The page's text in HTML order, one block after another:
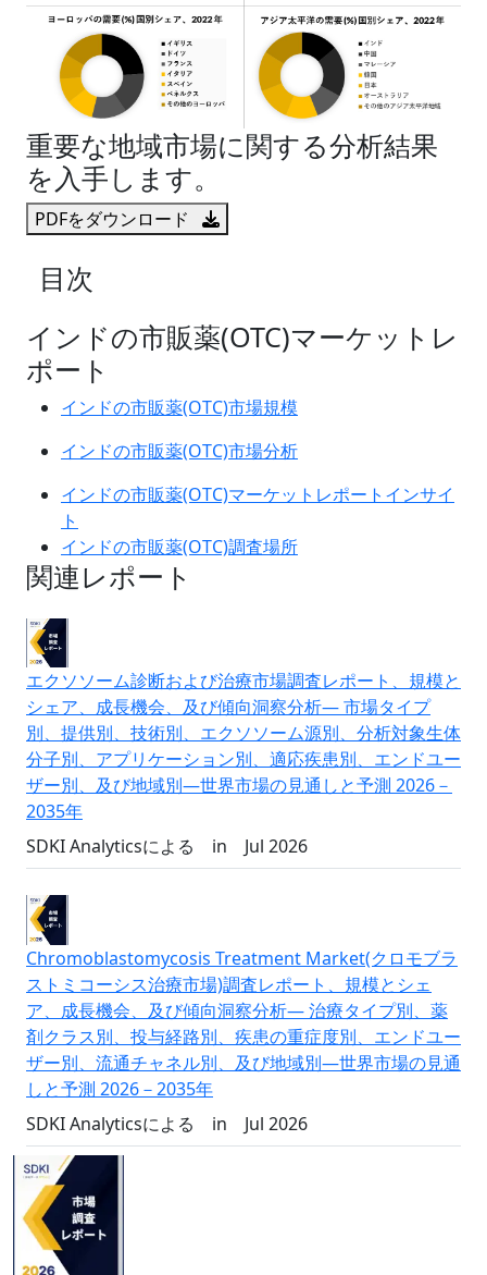
重要な地域市場に関する分析結果
を入手します。
PDFをダウンロード
目次
インドの市販薬(OTC)マーケットレ
ポート
インドの市販薬(OTC)市場規模
インドの市販薬(OTC)市場分析
インドの市販薬(OTC)マーケットレポートインサイ
ト
インドの市販薬(OTC)調査場所
関連レポート
エクソソーム診断および治療市場調査レポート、規模と
シェア、成長機会、及び傾向洞察分析― 市場タイプ
別、提供別、技術別、エクソソーム源別、分析対象生体
分子別、アプリケーション別、適応疾患別、エンドユー
ザー別、及び地域別―世界市場の見通しと予測 2026－
2035年
SDKI Analyticsによる
in Jul 2026
Chromoblastomycosis Treatment Market(クロモブラ
ストミコーシス治療市場)調査レポート、規模とシェ
ア、成長機会、及び傾向洞察分析― 治療タイプ別、薬
剤クラス別、投与経路別、疾患の重症度別、エンドユー
ザー別、流通チャネル別、及び地域別―世界市場の見通
しと予測 2026－2035年
SDKI Analyticsによる
in Jul 2026